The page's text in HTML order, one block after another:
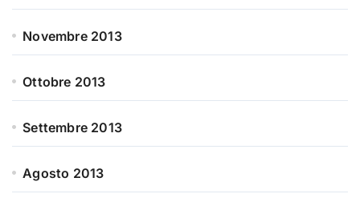
Novembre 2013
Ottobre 2013
Settembre 2013
Agosto 2013